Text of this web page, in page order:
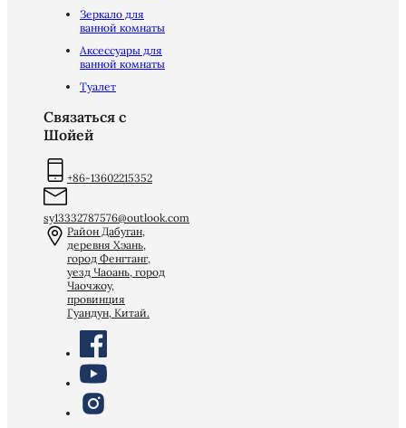
Зеркало для
ванной комнаты
Аксессуары для
ванной комнаты
Туалет
Связаться с
Шойей
+86-13602215352
sy13332787576@outlook.com
Район Дабуган,
деревня Хэань,
город Фенгтанг,
уезд Чаоань, город
Чаочжоу,
провинция
Гуандун, Китай.